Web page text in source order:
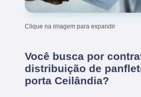
Clique na imagem para expandir
Você busca por
distribuição de
porta Ceilândia?